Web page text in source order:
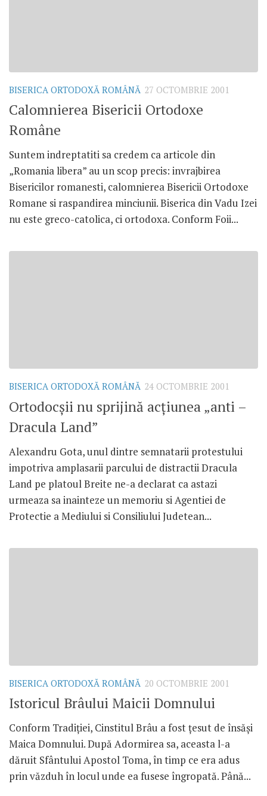
BISERICA ORTODOXĂ ROMÂNĂ 27 OCTOMBRIE 2001
Calomnierea Bisericii Ortodoxe
Române
Suntem indreptatiti sa credem ca articole din
„Romania libera” au un scop precis: invrajbirea
Bisericilor romanesti, calomnierea Bisericii Ortodoxe
Romane si raspandirea minciunii. Biserica din Vadu Izei
nu este greco-catolica, ci ortodoxa. Conform Foii...
BISERICA ORTODOXĂ ROMÂNĂ 24 OCTOMBRIE 2001
Ortodocşii nu sprijină acţiunea „anti –
Dracula Land”
Alexandru Gota, unul dintre semnatarii protestului
impotriva amplasarii parcului de distractii Dracula
Land pe platoul Breite ne-a declarat ca astazi
urmeaza sa inainteze un memoriu si Agentiei de
Protectie a Mediului si Consiliului Judetean...
BISERICA ORTODOXĂ ROMÂNĂ 20 OCTOMBRIE 2001
Istoricul Brâului Maicii Domnului
Conform Tradiţiei, Cinstitul Brâu a fost ţesut de însăşi
Maica Domnului. După Adormirea sa, aceasta l-a
dăruit Sfântului Apostol Toma, în timp ce era adus
prin văzduh în locul unde ea fusese îngropată. Până...